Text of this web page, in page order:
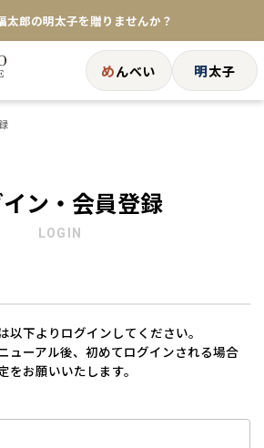
太郎の明太子を贈りませんか？
い25周年記念商品が登場★
したい方へ】ポストイン！めんべい
めんべい 明太子
イン・会員登録
LOGIN
以下よりログインしてください。
ューアル後、初めてログインされる場合
お願いいたします。